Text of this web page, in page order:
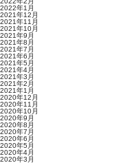
2022年1月
2021年12月
2021年11月
2021年10月
2021年9月
2021年8月
2021年7月
2021年6月
2021年5月
2021年4月
2021年3月
2021年2月
2021年1月
2020年12月
2020年11月
2020年10月
2020年9月
2020年8月
2020年7月
2020年6月
2020年5月
2020年4月
2020年3月